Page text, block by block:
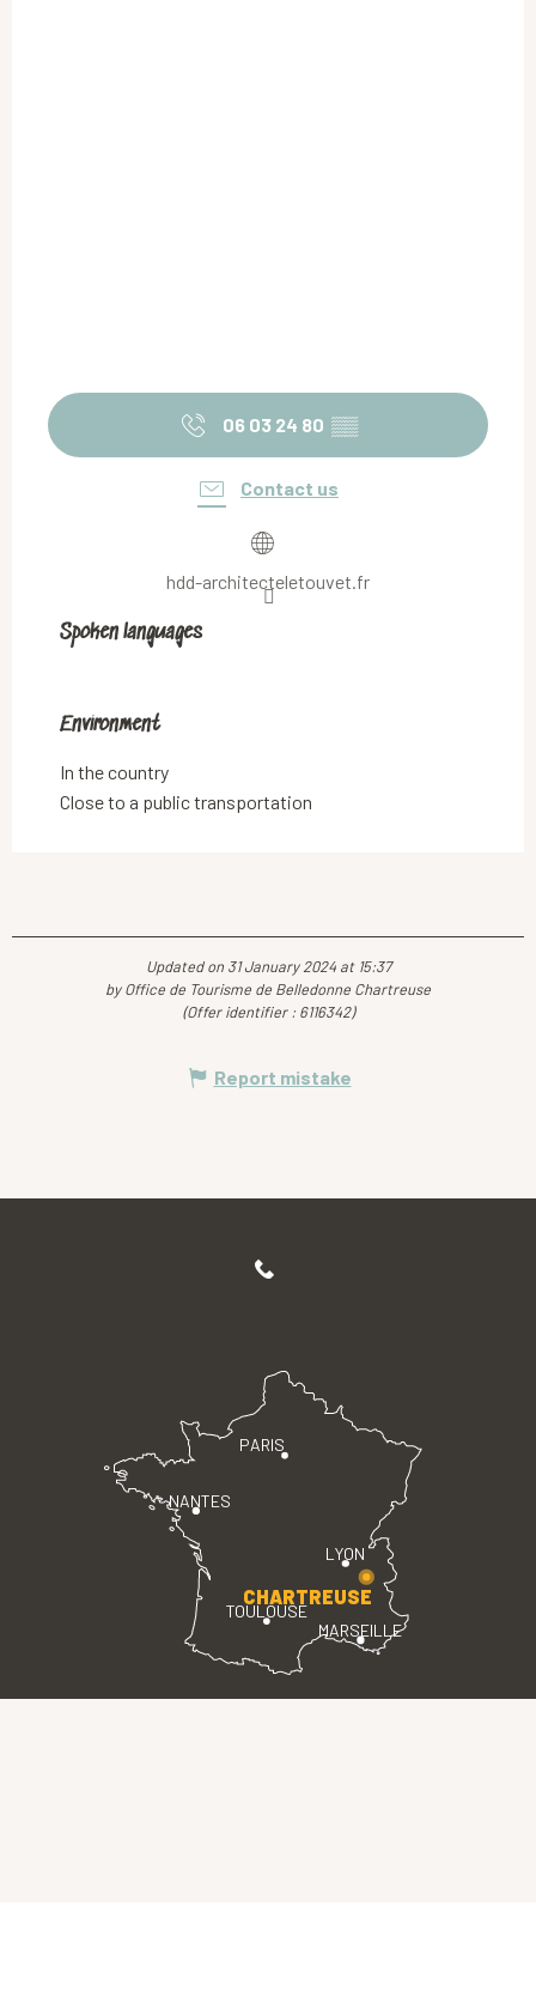
06 03 24 80 ▒▒
Contact us
hdd-architecteletouvet.fr
Spoken languages
Spoken languages
Environment
Environment
In the country
Close to a public transportation
Updated on 31 January 2024 at 15:37
by Office de Tourisme de Belledonne Chartreuse
(Offer identifier : 6116342)
Report mistake
PARIS
LYON
TOULOUSE
MARSEILLE
NANTES
CHARTREUSE